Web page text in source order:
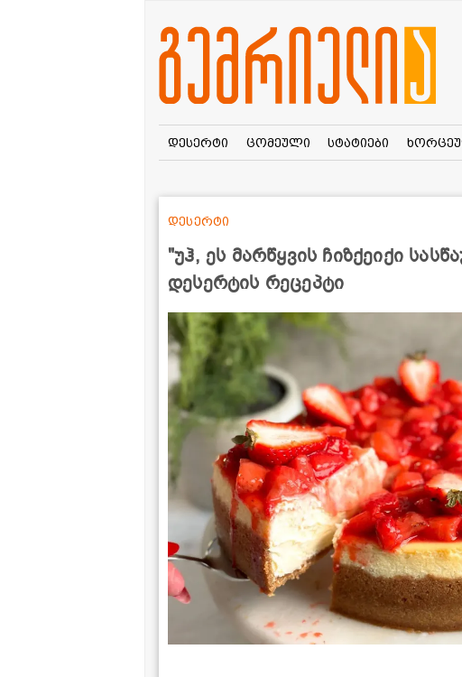
დესერტი ცომეული სტატიები
"უჰ, ეს მარწყვის ჩიზქეიქი
დესერტის რეცეპტი
დესერტი